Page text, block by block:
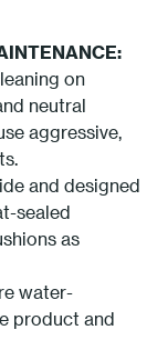
on
neutral
aggressive,
and designed
sealed
as
water-
product and